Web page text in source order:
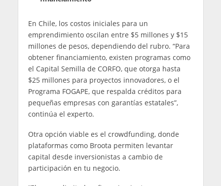
En Chile, los costos iniciales para un
emprendimiento oscilan entre $5 millones y $15
millones de pesos, dependiendo del rubro. “Para
obtener financiamiento, existen programas como
el Capital Semilla de CORFO, que otorga hasta
$25 millones para proyectos innovadores, o el
Programa FOGAPE, que respalda créditos para
pequeñas empresas con garantías estatales”,
continúa el experto.
Otra opción viable es el crowdfunding, donde
plataformas como Broota permiten levantar
capital desde inversionistas a cambio de
participación en tu negocio.